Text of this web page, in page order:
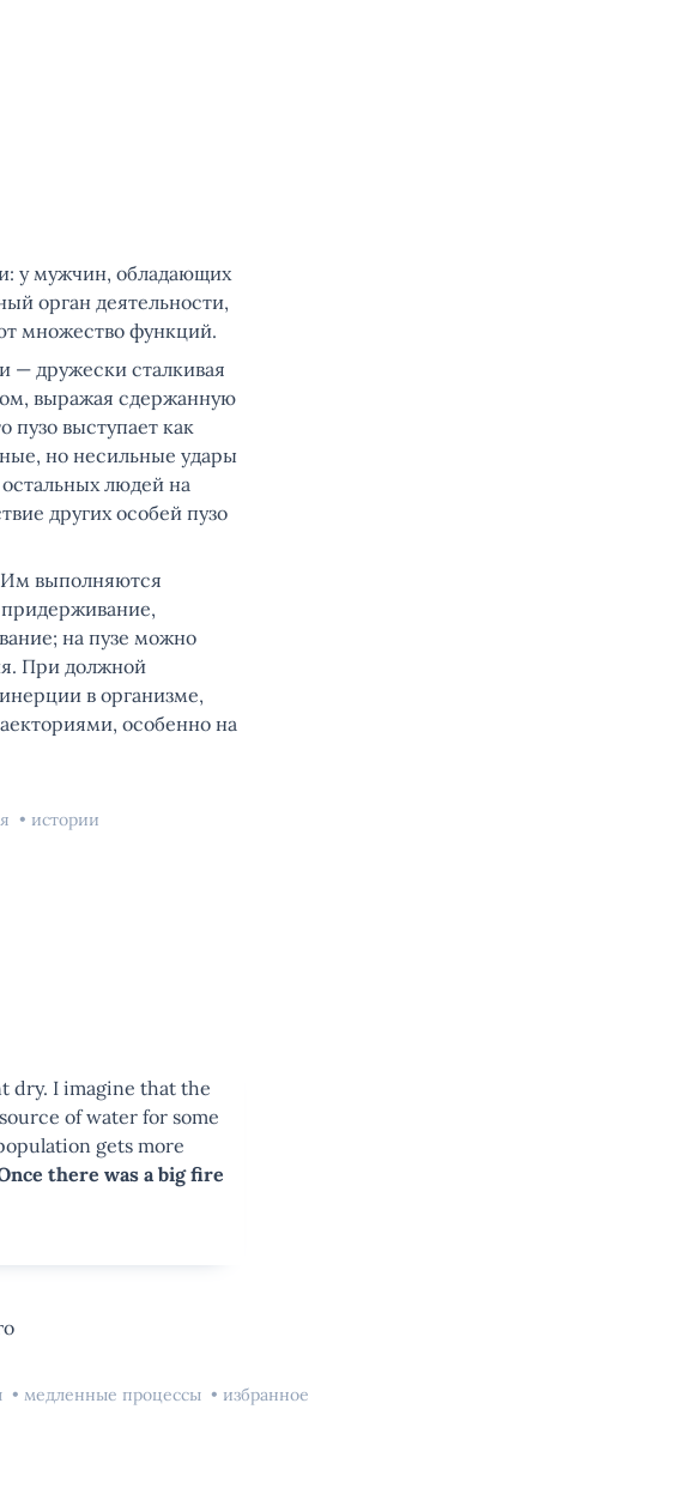
у мужчин, обладающих
орган деятельности,
множество функций.
— дружески сталкивая
выражая сдержанную
пузо выступает как
но несильные удары
людей на
других особей пузо
Им выполняются
на пузе можно
При должной
в организме,
особенно на
истории
dry. I imagine that the
of water for some
gets more
there was a big fire
медленные процессы
избранное